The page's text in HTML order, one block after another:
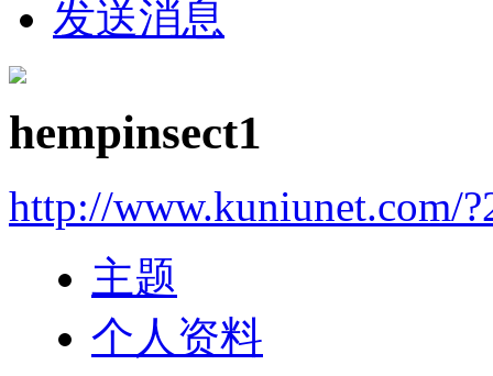
发送消息
hempinsect1
http://www.kuniunet.com/
主题
个人资料